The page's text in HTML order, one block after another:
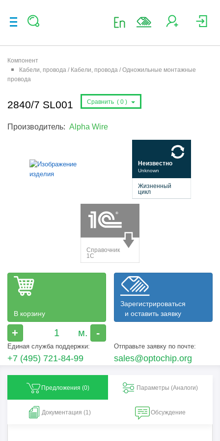
Компонент
Кабели, провода / Кабели, провода / Одножильные монтажные
провода
2840/7 SL001 Сравнить ( 0 )
Производитель: Alpha Wire
В корзину
+ -
Зарегистрироваться
и оставить заявку
Единая служба поддержки:
+7 (495) 721-84-99
Отправьте заявку по почте:
sales@optochip.org
Предложения (0) Параметры (Aналоги)
Документация (1) Обсуждение